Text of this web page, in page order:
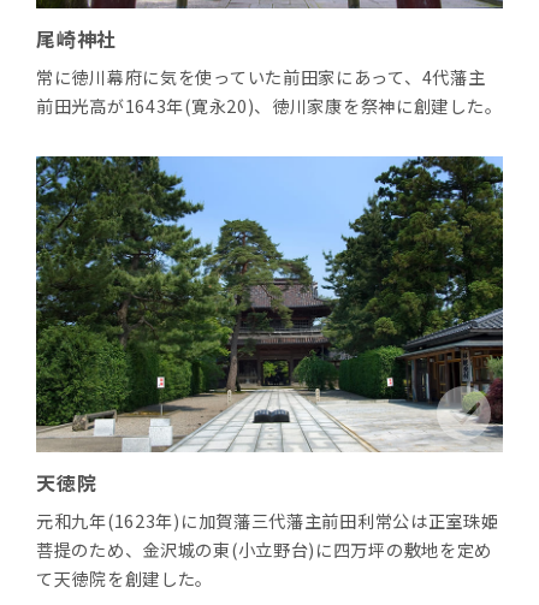
尾崎神社
常に徳川幕府に気を使っていた前田家にあって、4代藩主
前田光高が1643年(寛永20)、徳川家康を祭神に創建した。
天徳院
元和九年(1623年)に加賀藩三代藩主前田利常公は正室珠姫
菩提のため、金沢城の東(小立野台)に四万坪の敷地を定め
て天徳院を創建した。